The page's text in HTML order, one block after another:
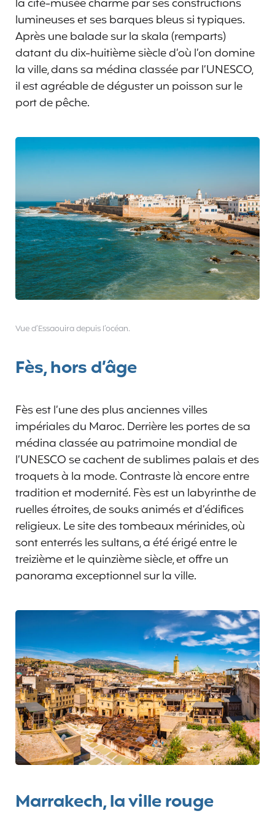
lumineuses et ses barques bleus si typiques.
Après une balade sur la skala (remparts)
datant du dix-huitième siècle d’où l’on domine
la ville, dans sa médina classée par l’UNESCO,
il est agréable de déguster un poisson sur le
port de pêche.
Vue d’Essaouira depuis l’océan.
Fès, hors d’âge
Fès est l’une des plus anciennes villes
impériales du Maroc. Derrière les portes de sa
médina classée au patrimoine mondial de
l’UNESCO se cachent de sublimes palais et des
troquets à la mode. Contraste là encore entre
tradition et modernité. Fès est un labyrinthe de
ruelles étroites, de souks animés et d’édifices
religieux. Le site des tombeaux mérinides, où
sont enterrés les sultans, a été érigé entre le
treizième et le quinzième siècle, et offre un
panorama exceptionnel sur la ville.
Marrakech, la ville rouge